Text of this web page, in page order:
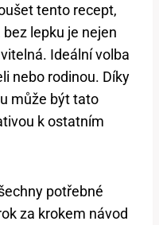
tento recept,
lepku je nejen
Ideální volba
nebo rodinou. Díky
může být tato
k ostatním
potřebné
za krokem návod